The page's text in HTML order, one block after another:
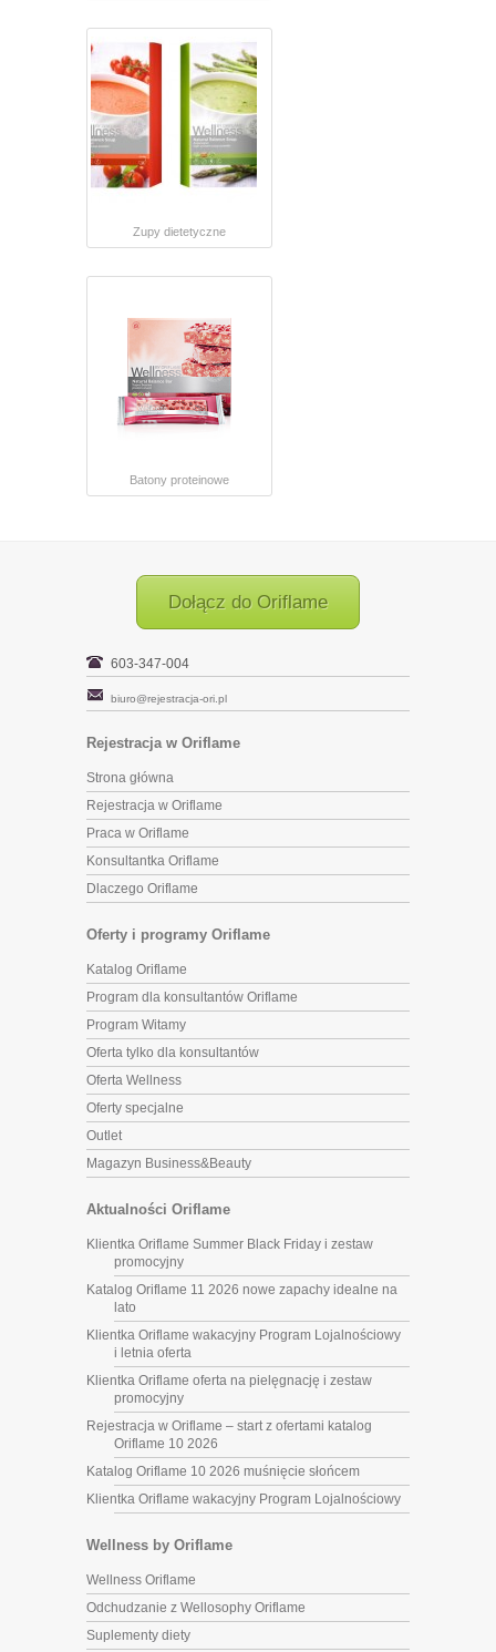
Zupy dietetyczne
Batony proteinowe
Dołącz do Oriflame
603-347-004
biuro@rejestracja-ori.pl
Rejestracja w Oriflame
Strona główna
Rejestracja w Oriflame
Praca w Oriflame
Konsultantka Oriflame
Dlaczego Oriflame
Oferty i programy Oriflame
Katalog Oriflame
Program dla konsultantów Oriflame
Program Witamy
Oferta tylko dla konsultantów
Oferta Wellness
Oferty specjalne
Outlet
Magazyn Business&Beauty
Aktualności Oriflame
Klientka Oriflame Summer Black Friday i zestaw
promocyjny
Katalog Oriflame 11 2026 nowe zapachy idealne na
lato
Klientka Oriflame wakacyjny Program Lojalnościowy
i letnia oferta
Klientka Oriflame oferta na pielęgnację i zestaw
promocyjny
Rejestracja w Oriflame – start z ofertami katalog
Oriflame 10 2026
Katalog Oriflame 10 2026 muśnięcie słońcem
Klientka Oriflame wakacyjny Program Lojalnościowy
Wellness by Oriflame
Wellness Oriflame
Odchudzanie z Wellosophy Oriflame
Suplementy diety